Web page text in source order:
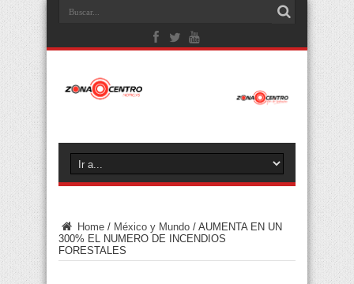
Home / México y Mundo / AUMENTA EN UN
300% EL NUMERO DE INCENDIOS
FORESTALES